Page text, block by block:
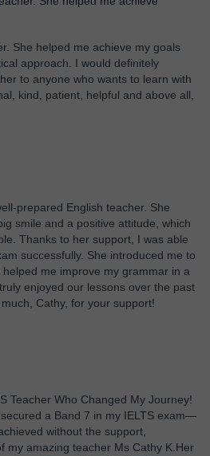
She helped me achieve my goals
approach. I would definitely
to anyone who wants to learn with
kind, patient, helpful and above all,
prepared English teacher. She
smile and a positive attitude, which
Thanks to her support, I was able
successfully. She introduced me to
me improve my grammar in a
enjoyed our lessons over the past
Cathy, for your support!
Teacher Who Changed My Journey!
a Band 7 in my IELTS exam—
without the support,
my amazing teacher Ms Cathy K.Her